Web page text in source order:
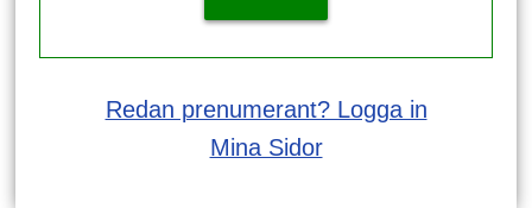
Redan prenumerant? Logga in
Mina Sidor